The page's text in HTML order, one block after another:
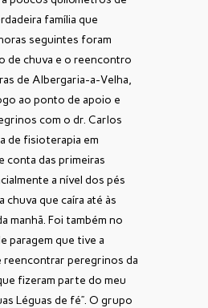
família que
seguintes foram
de chuva e o reencontro
de Albergaria-a-Velha,
ao ponto de apoio e
com o dr. Carlos
de fisioterapia em
conta das primeiras
a nível dos pés
chuva que caíra até às
manhã. Foi também no
paragem que tive a
peregrinos da
fizeram parte do meu
Léguas de fé”. O grupo